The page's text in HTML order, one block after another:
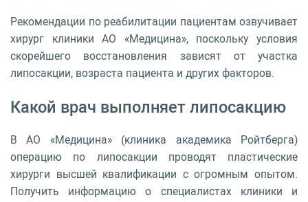
Рекомендации по реабилитации пациентам озвучивает
хирург клиники АО «Медицина», поскольку условия
скорейшего восстановления зависят от участка
липосакции, возраста пациента и других факторов.
Какой врач выполняет липосакцию
В АО «Медицина» (клиника академика Ройтберга)
операцию по липосакции проводят пластические
хирурги высшей квалификации с огромным опытом.
Получить информацию о специалистах клиники и